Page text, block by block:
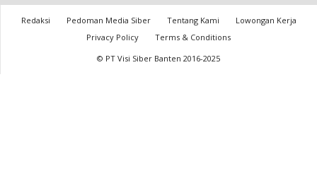
Redaksi Pedoman Media Siber Tentang Kami
Lowongan Kerja
Privacy Policy
Terms & Conditions
© PT Visi Siber Banten 2016-2025